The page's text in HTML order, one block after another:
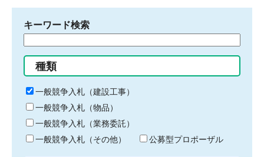
キーワード検索
る
キ
ー
ワ
ー
ド
種類
一般競争入札（建設工事）
一般競争入札（物品）
一般競争入札（業務委託）
一般競争入札（その他）
公募型プロポーザル